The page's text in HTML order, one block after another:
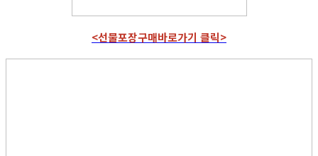
<선물포장구매바로가기 클릭>